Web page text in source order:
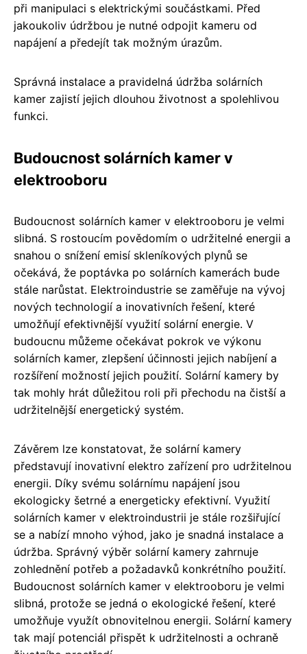
při manipulaci s elektrickými součástkami. Před
jakoukoliv údržbou je nutné odpojit kameru od
napájení a předejít tak možným úrazům.
Správná instalace a pravidelná údržba solárních
kamer zajistí jejich dlouhou životnost a spolehlivou
funkci.
Budoucnost solárních kamer v
elektrooboru
Budoucnost solárních kamer v elektrooboru je velmi
slibná. S rostoucím povědomím o udržitelné energii a
snahou o snížení emisí skleníkových plynů se
očekává, že poptávka po solárních kamerách bude
stále narůstat. Elektroindustrie se zaměřuje na vývoj
nových technologií a inovativních řešení, které
umožňují efektivnější využití solární energie. V
budoucnu můžeme očekávat pokrok ve výkonu
solárních kamer, zlepšení účinnosti jejich nabíjení a
rozšíření možností jejich použití. Solární kamery by
tak mohly hrát důležitou roli při přechodu na čistší a
udržitelnější energetický systém.
Závěrem lze konstatovat, že solární kamery
představují inovativní elektro zařízení pro udržitelnou
energii. Díky svému solárnímu napájení jsou
ekologicky šetrné a energeticky efektivní. Využití
solárních kamer v elektroindustrii je stále rozšiřující
se a nabízí mnoho výhod, jako je snadná instalace a
údržba. Správný výběr solární kamery zahrnuje
zohlednění potřeb a požadavků konkrétního použití.
Budoucnost solárních kamer v elektrooboru je velmi
slibná, protože se jedná o ekologické řešení, které
umožňuje využít obnovitelnou energii. Solární kamery
tak mají potenciál přispět k udržitelnosti a ochraně